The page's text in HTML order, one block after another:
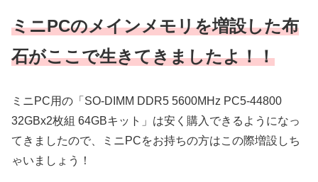
ミニPCのメインメモリを増設した布
石がここで生きてきましたよ！！
ミニPC用の「SO-DIMM DDR5 5600MHz PC5-44800
32GBx2枚組 64GBキット」は安く購入できるようになっ
てきましたので、ミニPCをお持ちの方はこの際増設しち
ゃいましょう！